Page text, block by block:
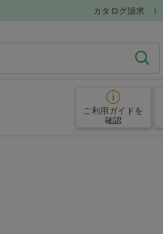
カタログ請求
検索
ご利用ガイド を
確認